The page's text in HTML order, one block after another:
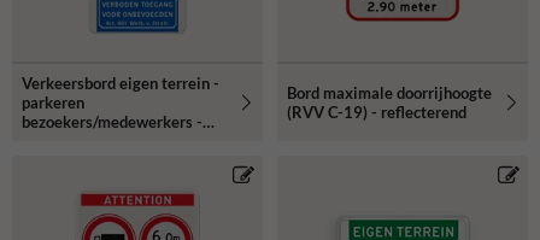
Verkeersbord eigen terrein -
parkeren
bezoekers/medewerkers -
Bord maximale doorrijhoogte
(RVV C-19) - reflecterend